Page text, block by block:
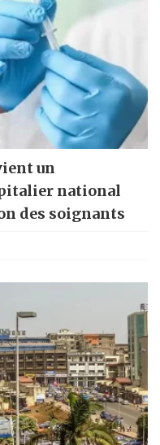
un
national
des soignants